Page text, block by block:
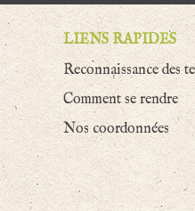
LIENS RAPIDES
Reconnaissance des
Comment se rendre
Nos coordonnées